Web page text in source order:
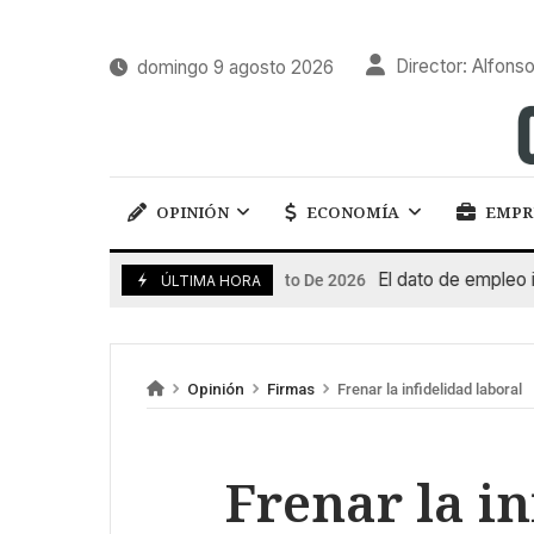
domingo 9 agosto 2026 Director:
OPINIÓN ECONOMÍA
ÚLTIMA HORA
7 De Agosto De 2026 El dato de empleo
Opinión Firmas Frenar la infidelidad laboral
Frenar la